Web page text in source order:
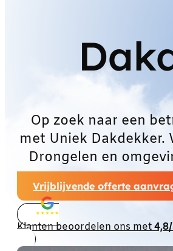
Op zoek naar een
met Uniek Dakdekker.
Drongelen en
Vrijblijvende offerte
Klanten beoordelen ons met